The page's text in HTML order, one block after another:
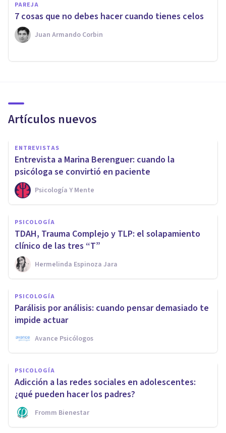
PAREJA
7 cosas que no debes hacer cuando tienes celos
Juan Armando Corbin
Artículos nuevos
ENTREVISTAS
Entrevista a Marina Berenguer: cuando la
psicóloga se convirtió en paciente
Psicología Y Mente
PSICOLOGÍA
TDAH, Trauma Complejo y TLP: el solapamiento
clínico de las tres “T”
Hermelinda Espinoza Jara
PSICOLOGÍA
Parálisis por análisis: cuando pensar demasiado te
impide actuar
Avance Psicólogos
PSICOLOGÍA
Adicción a las redes sociales en adolescentes:
¿qué pueden hacer los padres?
Fromm Bienestar